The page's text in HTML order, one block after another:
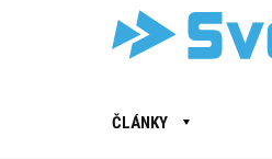
ČLÁNKY